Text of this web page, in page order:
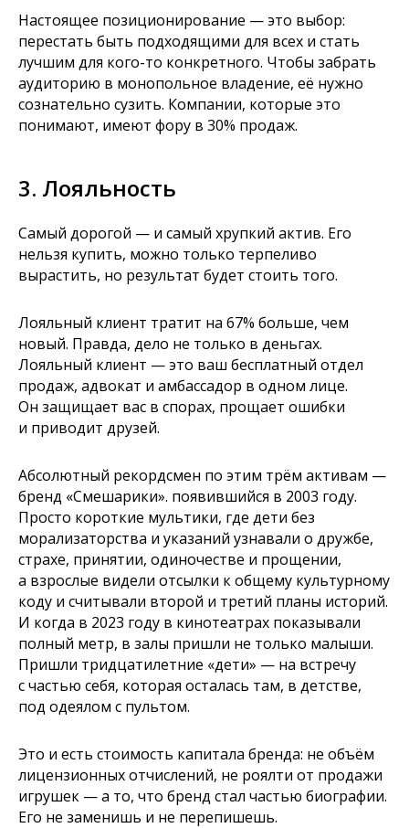
Настоящее позиционирование — это выбор:
перестать быть подходящими для всех и стать
лучшим для кого-то конкретного. Чтобы забрать
аудиторию в монопольное владение, её нужно
сознательно сузить. Компании, которые это
понимают, имеют фору в 30% продаж.
3. Лояльность
Самый дорогой — и самый хрупкий актив. Его
нельзя купить, можно только терпеливо
вырастить, но результат будет стоить того.
Лояльный клиент тратит на 67% больше, чем
новый. Правда, дело не только в деньгах.
Лояльный клиент — это ваш бесплатный отдел
продаж, адвокат и амбассадор в одном лице.
Он защищает вас в спорах, прощает ошибки
и приводит друзей.
Абсолютный рекордсмен по этим трём активам —
бренд «Смешарики». появившийся в 2003 году.
Просто короткие мультики, где дети без
морализаторства и указаний узнавали о дружбе,
страхе, принятии, одиночестве и прощении,
а взрослые видели отсылки к общему культурному
коду и считывали второй и третий планы историй.
И когда в 2023 году в кинотеатрах показывали
полный метр, в залы пришли не только малыши.
Пришли тридцатилетние «дети» — на встречу
с частью себя, которая осталась там, в детстве,
под одеялом с пультом.
Это и есть стоимость капитала бренда: не объём
лицензионных отчислений, не роялти от продажи
игрушек — а то, что бренд стал частью биографии.
Его не заменишь и не перепишешь.